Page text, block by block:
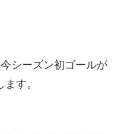
シーズン初ゴールが
す。